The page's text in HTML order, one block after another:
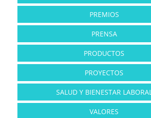
PREMIOS
PRENSA
PRODUCTOS
PROYECTOS
SALUD Y BIENESTAR LABORAL
VALORES